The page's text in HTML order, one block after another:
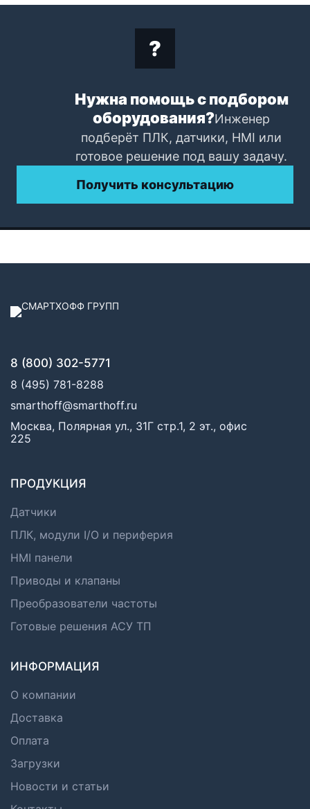
Нужна помощь с подбором
оборудования?Инженер
подберёт ПЛК, датчики, HMI или
готовое решение под вашу задачу.
Получить консультацию
8 (800) 302-5771
8 (495) 781-8288
smarthoff@smarthoff.ru
Москва, Полярная ул., 31Г стр.1, 2 эт., офис
225
ПРОДУКЦИЯ
Датчики
ПЛК, модули I/O и периферия
HMI панели
Приводы и клапаны
Преобразователи частоты
Готовые решения АСУ ТП
ИНФОРМАЦИЯ
О компании
Доставка
Оплата
Загрузки
Новости и статьи